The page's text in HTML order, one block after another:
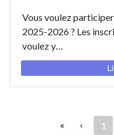
Vous voulez
2025-2026 ? Les
voulez y…
PaginationPremière
«
Page
‹ 1